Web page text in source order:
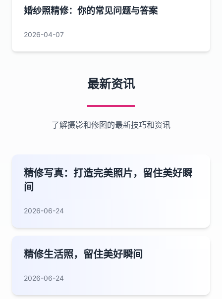
婚纱照精修：你的常见问题与答案
2026-04-07
最新资讯
了解摄影和修图的最新技巧和资讯
精修写真：打造完美照片，留住美好瞬
间
2026-06-24
精修生活照，留住美好瞬间
2026-06-24